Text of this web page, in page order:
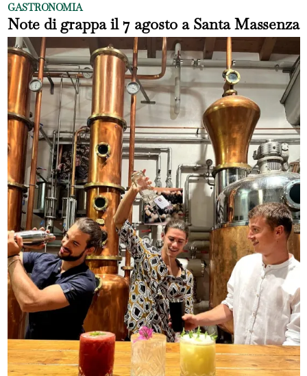
GASTRONOMIA
Note di grappa il 7 agosto a Santa Massenza